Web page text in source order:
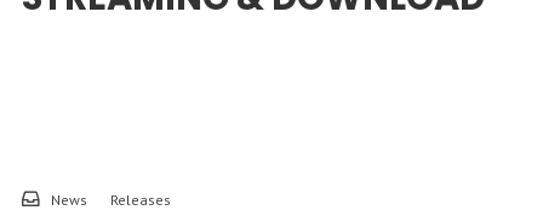
News
Releases